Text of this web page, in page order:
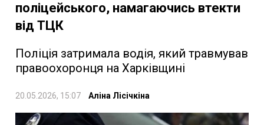
поліцейського, намагаючись втекти
від ТЦК
Поліція затримала водія, який травмував
правоохоронця на Харківщині
20.05.2026, 15:07 Аліна Лісічкіна